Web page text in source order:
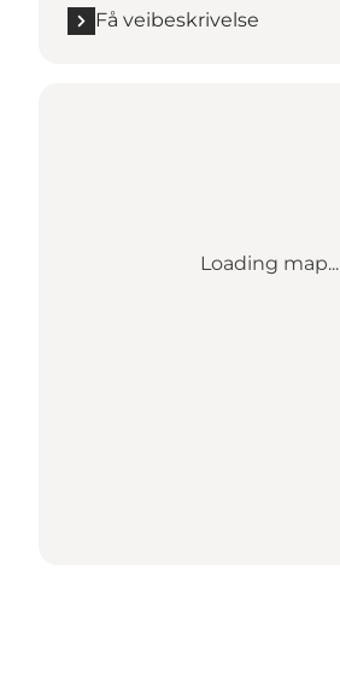
Få veibeskrivelse
Loading map...